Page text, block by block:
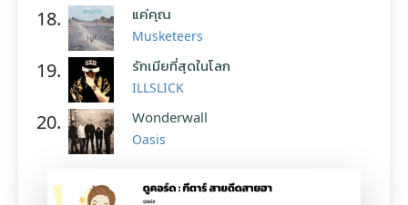
18. แค่คุณ
Musketeers
19. รักเมียที่สุดในโลก
ILLSLICK
20. Wonderwall
Oasis